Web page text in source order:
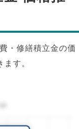
・修繕積立金の価
す。